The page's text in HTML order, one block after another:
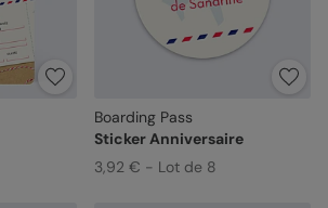
Boarding Pass
Sticker Anniversaire
3,92 € - Lot de 8